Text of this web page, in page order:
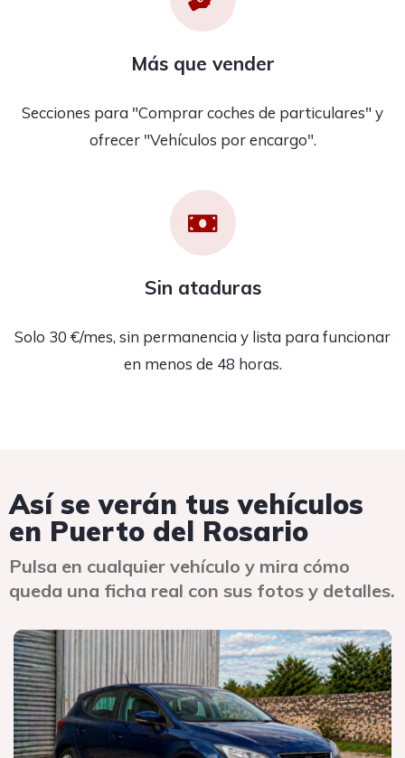
Más que vender
Secciones para "Comprar coches de particulares" y
ofrecer "Vehículos por encargo".
Sin ataduras
Solo 30 €/mes, sin permanencia y lista para funcionar
en menos de 48 horas.
Así se verán tus vehículos
en Puerto del Rosario
Pulsa en cualquier vehículo y mira cómo
queda una ficha real con sus fotos y detalles.